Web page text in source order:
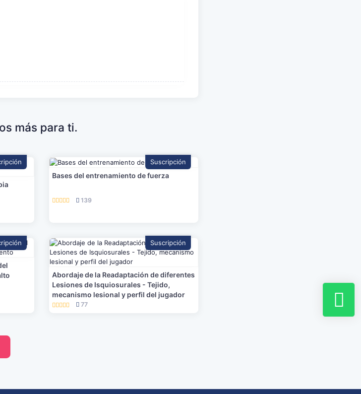
más para ti.
Suscripción
Bases del entrenamiento de fuerza
139
Suscripción
Abordaje de la Readaptación de diferentes
Lesiones de Isquiosurales - Tejido,
mecanismo lesional y perfil del jugador
77